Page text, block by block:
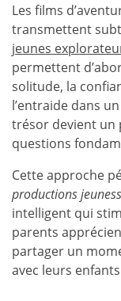
Les films
transmettent
jeunes
permettent
solitude, la
l’entraide dans
trésor devient un
questions
Cette approche
productions
intelligent qui
parents
partager un
avec leurs